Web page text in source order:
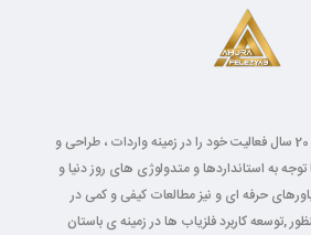
شرکت اهورا فلزیاب با بیش از 20 سال فعالیت خود را در زمینه واردات ، طراحی و
به استانداردها و متدولوژی های روز دنیا و
حرفه ای و نیز مطالعات کیفی و کمی در
,توسعه کاربرد فلزیاب ها در زمینه ی باستان